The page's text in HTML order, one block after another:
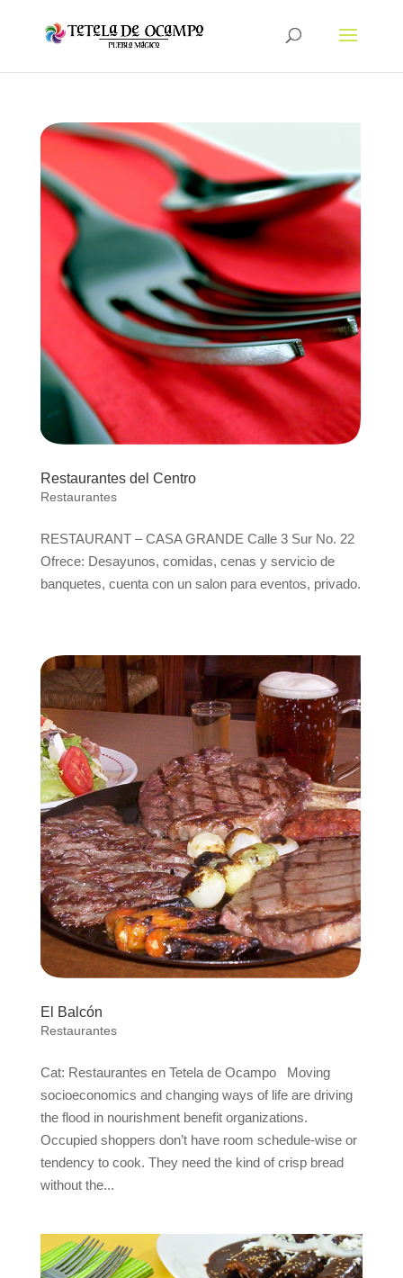
Restaurantes del Centro
Restaurantes
RESTAURANT – CASA GRANDE Calle 3 Sur No. 22
Ofrece: Desayunos, comidas, cenas y servicio de
banquetes, cuenta con un salon para eventos, privado.
El Balcón
Restaurantes
Cat: Restaurantes en Tetela de Ocampo Moving
socioeconomics and changing ways of life are driving
the flood in nourishment benefit organizations.
Occupied shoppers don’t have room schedule-wise or
tendency to cook. They need the kind of crisp bread
without the...